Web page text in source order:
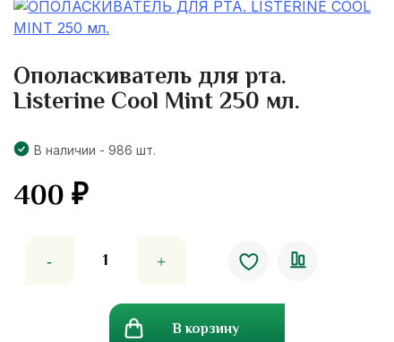
Ополаскиватель для рта.
Listerine Cool Mint 250 мл.
В наличии - 986 шт.
400₽
товара
В корзину